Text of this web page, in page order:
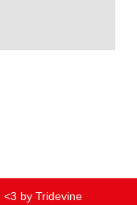
<3 by Tridevine